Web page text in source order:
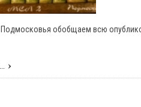
обобщаем всю